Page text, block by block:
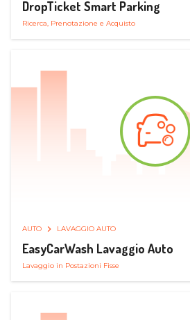
DropTicket Smart Parking
Ricerca, Prenotazione e Acquisto
AUTO LAVAGGIO AUTO
EasyCarWash Lavaggio Auto
Lavaggio in Postazioni Fisse